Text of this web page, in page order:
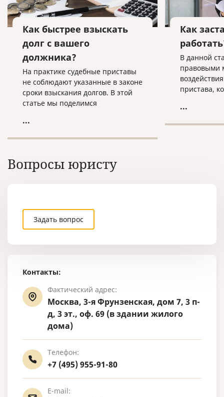
Контакты:
Фактический адрес:
Москва, 3-я Фрунзенская, дом 7, 3 п-
д, 3 эт., оф. 69 (в здании жилого
дома)
Телефон:
+7 (495) 955-91-80
E-mail:
Как быстрее взыскать
долг с вашего
должника?
На практике судебные приставы
не соблюдают указанные в законе
сроки взыскания долгов. В этой
статье мы поделимся
взаимодействия с приставами,
...
Как
В данной
правовыми
пристава,
имущество
...
Вопросы юристу
Задать вопрос